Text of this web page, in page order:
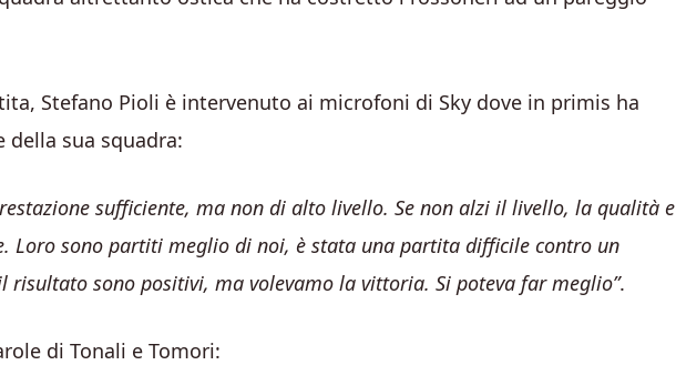
Stefano Pioli è intervenuto ai microfoni di Sky dove in primis ha
sua squadra:
sufficiente, ma non di alto livello. Se non alzi il livello, la qualità e
Loro sono partiti meglio di noi, è stata una partita difficile contro un
risultato sono positivi, ma volevamo la vittoria. Si poteva far meglio”.
di Tonali e Tomori: